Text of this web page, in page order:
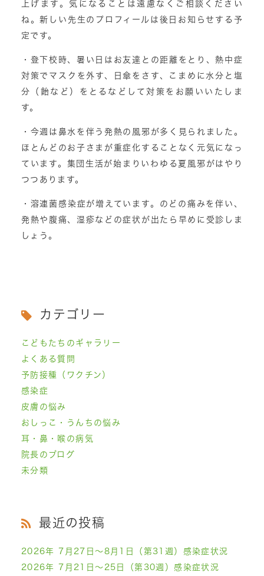
上げます。気になることは遠慮なくご相談ください
ね。新しい先生のプロフィールは後日お知らせする予
定です。
・登下校時、暑い日はお友達との距離をとり、熱中症
対策でマスクを外す、日傘をさす、こまめに水分と塩
分（飴など）をとるなどして対策をお願いいたしま
す。
・今週は鼻水を伴う発熱の風邪が多く見られました。
ほとんどのお子さまが重症化することなく元気になっ
ています。集団生活が始まりいわゆる夏風邪がはやり
つつあります。
・溶連菌感染症が増えています。のどの痛みを伴い、
発熱や腹痛、湿疹などの症状が出たら早めに受診しま
しょう。
カテゴリー
こどもたちのギャラリー
よくある質問
予防接種（ワクチン）
感染症
皮膚の悩み
おしっこ・うんちの悩み
耳・鼻・喉の病気
院長のブログ
未分類
最近の投稿
2026年 7月27日～8月1日（第31週）感染症状況
2026年 7月21日～25日（第30週）感染症状況